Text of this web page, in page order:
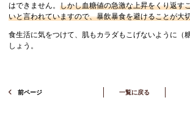
はできません。 しかし血糖値の急激な上昇をくり返す
いと言われていますので、暴飲暴食を避けることが大
食生活に気をつけて、肌もカラダもこげないように（
しょう。
前ページ 一覧に戻る